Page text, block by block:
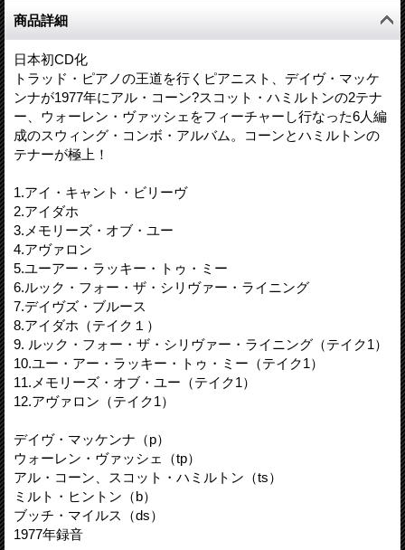
商品詳細
日本初CD化
トラッド・ピアノの王道を行くピアニスト、デイヴ・マッケ
ンナが1977年にアル・コーン?スコット・ハミルトンの2テナ
ー、ウォーレン・ヴァッシェをフィーチャーし行なった6人編
成のスウィング・コンボ・アルバム。コーンとハミルトンの
テナーが極上！
1.アイ・キャント・ビリーヴ
2.アイダホ
3.メモリーズ・オブ・ユー
4.アヴァロン
5.ユーアー・ラッキー・トゥ・ミー
6.ルック・フォー・ザ・シリヴァー・ライニング
7.デイヴズ・ブルース
8.アイダホ（テイク１）
9. ルック・フォー・ザ・シリヴァー・ライニング（テイク1）
10.ユー・アー・ラッキー・トゥ・ミー（テイク1）
11.メモリーズ・オブ・ユー（テイク1）
12.アヴァロン（テイク1）
デイヴ・マッケンナ（p）
ウォーレン・ヴァッシェ（tp）
アル・コーン、スコット・ハミルトン（ts）
ミルト・ヒントン（b）
ブッチ・マイルス（ds）
1977年録音